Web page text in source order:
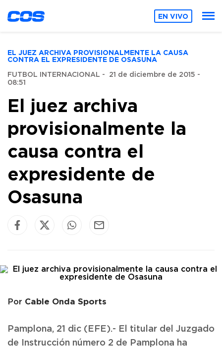
EN VIVO
EL JUEZ ARCHIVA PROVISIONALMENTE LA CAUSA
CONTRA EL EXPRESIDENTE DE OSASUNA
FUTBOL INTERNACIONAL - 21 de diciembre de 2015 -
08:51
El juez archiva
provisionalmente la
causa contra el
expresidente de
Osasuna
Por Cable Onda Sports
Pamplona, 21 dic (EFE).- El titular del Juzgado
de Instrucción número 2 de Pamplona ha